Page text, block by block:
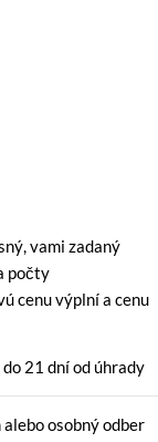
vami zadaný
počty
cenu výplní a cenu
21 dní od úhrady
osobný odber